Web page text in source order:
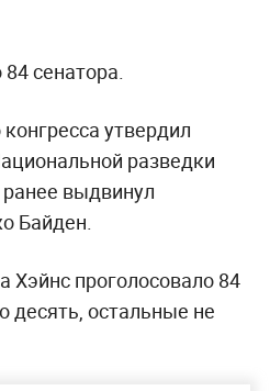
сенатора.
утвердил
разведки
выдвинул
Байден.
Хэйнс проголосовало 84
десять, остальные не